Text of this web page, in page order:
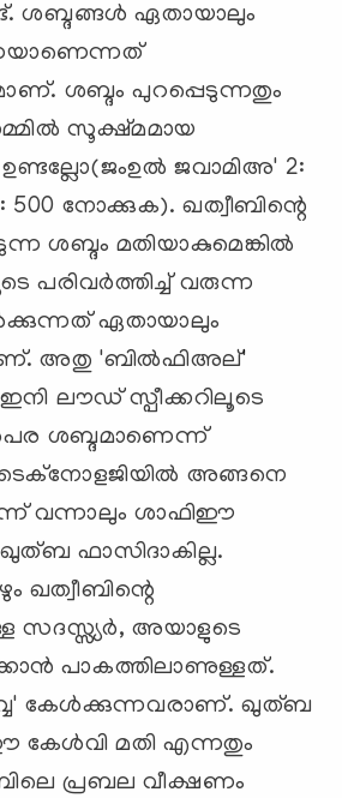
ശബ്ദങ്ങള്‍ ഏതായാലും
ശബ്ദം പുറപ്പെടുന്നതും
സൂക്ഷ്മമായ
ജവാമിഅ' 2:
500 നോക്കുക). ഖത്വീബിന്റെ
ശബ്ദം മതിയാകുമെങ്കില്‍
പരിവര്‍ത്തിച്ച്‌ വരുന്ന
ഏതായാലും
അതു 'ബില്‍ഫിഅല്'
ലൗഡ് സ്പീക്കറിലൂടെ
ശബ്ദമാണെന്ന്
ടെക്‌നോളജിയില്‍ അങ്ങനെ
വന്നാലും ശാഫിഈ
ഫാസിദാകില്ല.
ഖത്വീബിന്റെ
സദസ്സ്യര്‍, അയാളുടെ
പാകത്തിലാണുള്ളത്.
കേള്‍ക്കുന്നവരാണ്. ഖുത്ബ
മതി എന്നതും
പ്രബല വീക്ഷണം